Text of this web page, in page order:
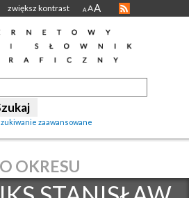
zwiększ kontrast A AA
zaawansowane
OKRESU